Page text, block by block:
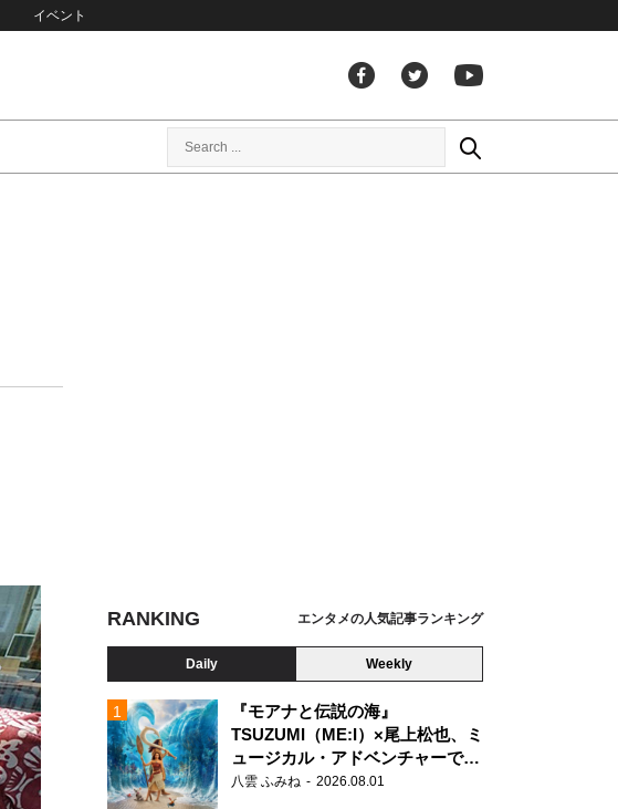
イベント
RANKING エンタメの人気記事ランキング
Daily Weekly
『モアナと伝説の海』
TSUZUMI（ME:I）×尾上松也、ミ
ュージカル・アドベンチャーで美
声を響かせる
八雲 ふみね 2026.08.01